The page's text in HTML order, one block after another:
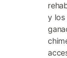
y los